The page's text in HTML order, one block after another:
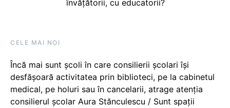
învățătorii, cu educatorii?
CELE MAI NOI
Încă mai sunt școli în care consilierii școlari își
desfășoară activitatea prin biblioteci, pe la cabinetul
medical, pe holuri sau în cancelarii, atrage atenția
consilierul școlar Aura Stănculescu / Sunt spații